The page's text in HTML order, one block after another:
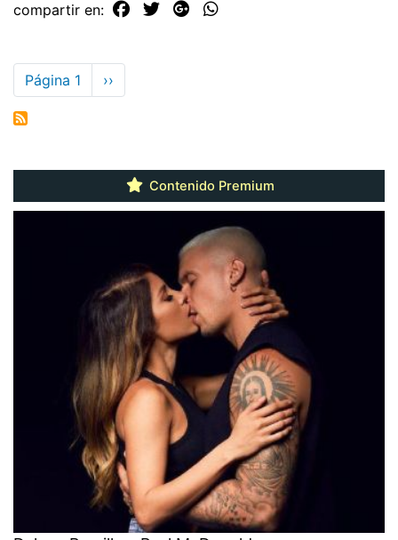
compartir en:
Paginación
Página 1
Siguiente
página
››
Contenido Premium